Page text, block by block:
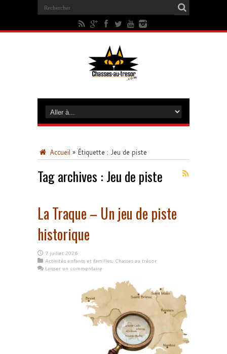
Accueil » Étiquette : Jeu de piste
Tag archives : Jeu de piste
La Traque – Un jeu de piste
historique
7 juillet 2026
Activités enfants et familles, Chasses au trésor
Laisser un commentaire